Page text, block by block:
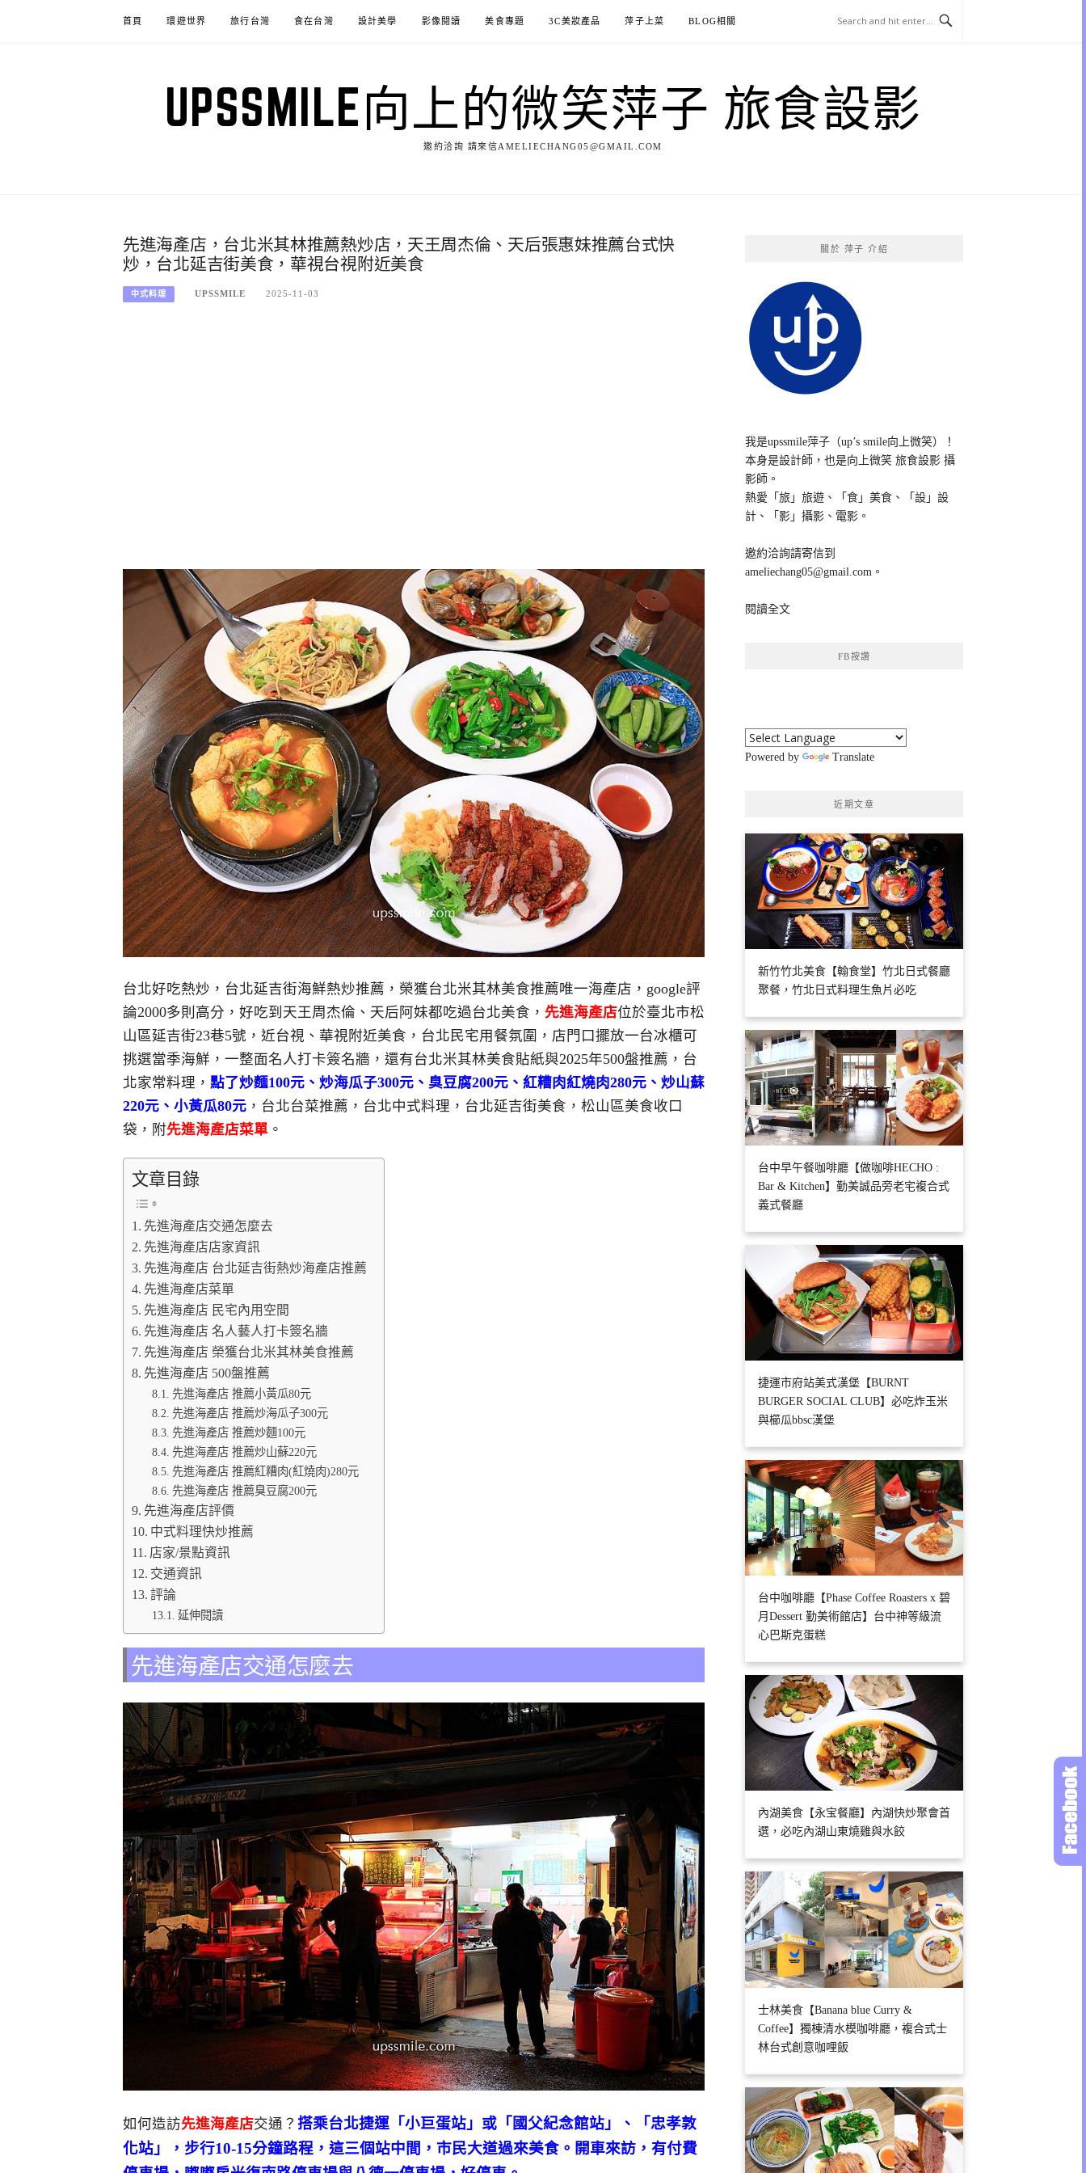
首頁 環遊世界 旅行台灣 食在台灣 設計美學 影像閱讀 美食專題 3C美妝產品 萍子上菜 BLOG相關
UPSSMILE向上的微笑萍子 旅食設影
邀約洽詢 請來信AMELIECHANG05@GMAIL.COM
先進海產店，台北米其林推薦熱炒店，天王周杰倫、天后張惠妹推薦台式快
炒，台北延吉街美食，華視台視附近美食
中式料理 UPSSMILE 2025-11-03
台北好吃熱炒，台北延吉街海鮮熱炒推薦，榮獲台北米其林美食推薦唯一海產店，google評
論2000多則高分，好吃到天王周杰倫、天后阿妹都吃過台北美食， 先進海產店位於臺北市松
山區延吉街23巷5號 ，近台視、華視附近美食，台北民宅用餐氛圍，店門口擺放一台冰櫃可
挑選當季海鮮，一整面名人打卡簽名牆，還有台北米其林美食貼紙與2025年500盤推薦，台
北家常料理， 點了炒麵100元、炒海瓜子300元、臭豆腐200元、紅糟肉紅燒肉280元、炒山蘇
220元、小黃瓜80元 ，台北台菜推薦，台北中式料理，台北延吉街美食，松山區美食收口
袋，附先進海產店菜單 。
文章目錄
先進海產店交通怎麼去
先進海產店店家資訊
先進海產店 台北延吉街熱炒海產店推薦
先進海產店菜單
先進海產店 民宅內用空間
先進海產店 名人藝人打卡簽名牆
先進海產店 榮獲台北米其林美食推薦
先進海產店 500盤推薦
先進海產店 推薦小黃瓜80元
先進海產店 推薦炒海瓜子300元
先進海產店 推薦炒麵100元
先進海產店 推薦炒山蘇220元
先進海產店 推薦紅糟肉(紅燒肉)280元
先進海產店 推薦臭豆腐200元
先進海產店評價
中式料理快炒推薦
店家/景點資訊
交通資訊
評論
延伸閱讀
先進海產店交通怎麼去
如何造訪先進海產店交通？ 搭乘台北捷運「小巨蛋站」或「國父紀念館站」、「忠孝敦
化站」，步行10-15分鐘路程，這三個站中間，市民大道過來美食。開車來訪，有付費
關於 萍子 介紹
我是upssmile萍子（up’s smile向上微笑）！
本身是設計師，也是向上微笑 旅食設影 攝
影師。
熱愛「旅」旅遊、「食」美食、「設」設
計、「影」攝影、電影。
邀約洽詢請寄信到
ameliechang05@gmail.com。
閱讀全文
FB按讚
Powered by Translate
近期文章
新竹竹北美食【翰食堂】竹北日式餐廳
聚餐，竹北日式料理生魚片必吃
台中早午餐咖啡廳【做咖啡HECHO :
Bar & Kitchen】勤美誠品旁老宅複合式
義式餐廳
捷運市府站美式漢堡【BURNT
BURGER SOCIAL CLUB】必吃炸玉米
與櫛瓜bbsc漢堡
台中咖啡廳【Phase Coffee Roasters x 碧
月Dessert 勤美術館店】台中神等級流
心巴斯克蛋糕
內湖美食【永宝餐廳】內湖快炒聚會首
選，必吃內湖山東燒雞與水餃
士林美食【Banana blue Curry &
Coffee】獨棟清水模咖啡廳，複合式士
林台式創意咖哩飯